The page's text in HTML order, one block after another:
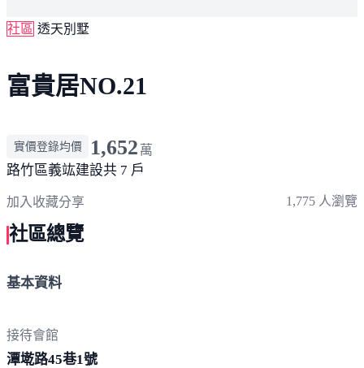
社區 透天別墅
富貴居NO.21
實價登錄均價 1,652 萬
路竹區義竑建設共 7 戶
加入收藏分享 1,775 人瀏覽
社區總覽
基本資料
接待會館
潭墘路45巷1號